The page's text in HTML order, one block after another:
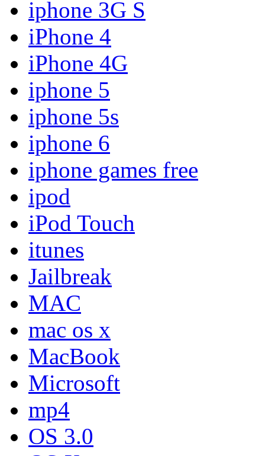
iphone 3G S
iPhone 4
iPhone 4G
iphone 5
iphone 5s
iphone 6
iphone games free
ipod
iPod Touch
itunes
Jailbreak
MAC
mac os x
MacBook
Microsoft
mp4
OS 3.0